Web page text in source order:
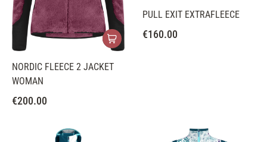
NORDIC FLEECE 2 JACKET
WOMAN
€200.00
PULL EXIT EXTRAFLEECE
€160.00